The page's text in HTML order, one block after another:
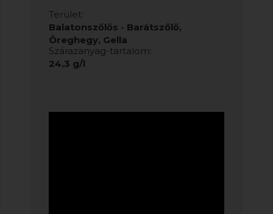
Terület:
Balatonszőlős - Barátszőlő,
Öreghegy, Gella
Szárazanyag-tartalom:
24,3 g/l